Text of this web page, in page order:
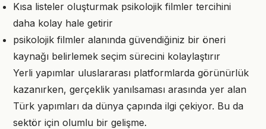
Kısa listeler oluşturmak psikolojik filmler tercihini
daha kolay hale getirir
psikolojik filmler alanında güvendiğiniz bir öneri
kaynağı belirlemek seçim sürecini kolaylaştırır
Yerli yapımlar uluslararası platformlarda görünürlük
kazanırken, gerçeklik yanılsaması arasında yer alan
Türk yapımları da dünya çapında ilgi çekiyor. Bu da
sektör için olumlu bir gelişme.